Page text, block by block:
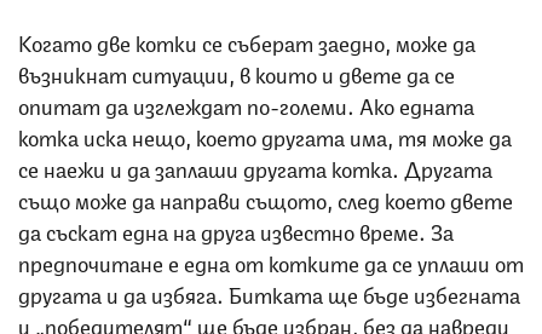
Когато две котки се съберат заедно, може да
възникнат ситуации, в които и двете да се
опитат да изглеждат по-големи. Ако едната
котка иска нещо, което другата има, тя може да
се наежи и да заплаши другата котка. Другата
също може да направи същото, след което двете
да съскат една на друга известно време. За
предпочитане е една от котките да се уплаши от
другата и да избяга. Битката ще бъде избегната
и „победителят“ ще бъде избран, без да навреди